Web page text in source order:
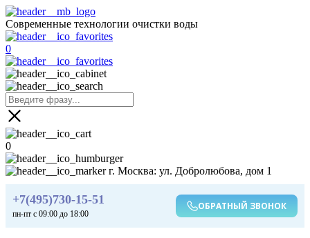
Современные технологии очистки воды
0
0
г. Москва: ул. Добролюбова, дом 1
+7(495)730-15-51
пн-пт с 09:00 до 18:00
ОБРАТНЫЙ ЗВОНОК